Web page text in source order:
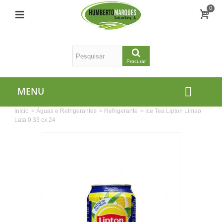
0
Procurar
MENU
Início > Águas e Refrigerantes > Refrigerante > Ice Tea Lipton Limao
Lata 0.33 cx 24